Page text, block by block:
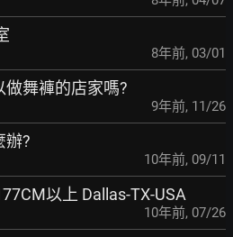
8年前, 03/01
做舞褲的店家嗎?
9年前, 11/26
辦?
10年前, 09/11
以上 Dallas-TX-USA
10年前, 07/26